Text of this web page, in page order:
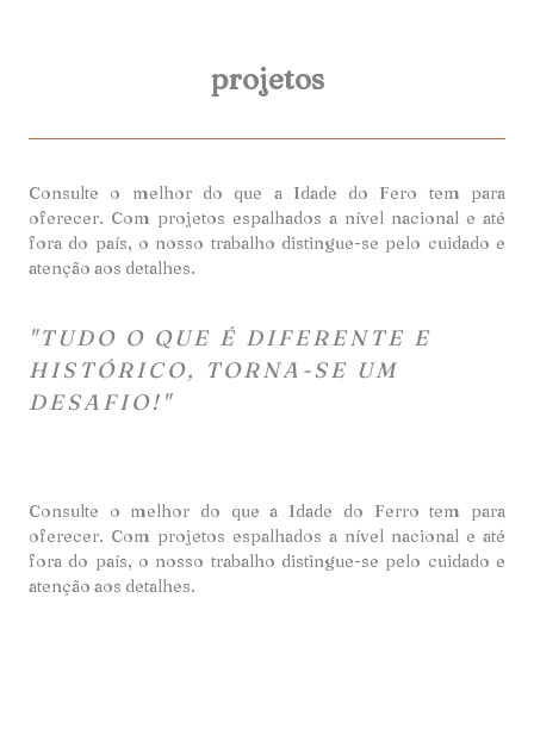
Consulte o melhor do que a Idade do Ferro tem para
oferecer. Com projetos espalhados a nível nacional e até
fora do país, o nosso trabalho distingue-se pelo cuidado e
atenção aos detalhes.
projetos
Consulte o melhor do que a Idade do Fero tem para
oferecer. Com projetos espalhados a nível nacional e até
fora do país, o nosso trabalho distingue-se pelo cuidado e
atenção aos detalhes.
"TUDO O QUE É DIFERENTE E
HISTÓRICO, TORNA-SE UM
DESAFIO!"